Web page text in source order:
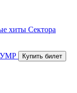
хиты Сектора
УМР